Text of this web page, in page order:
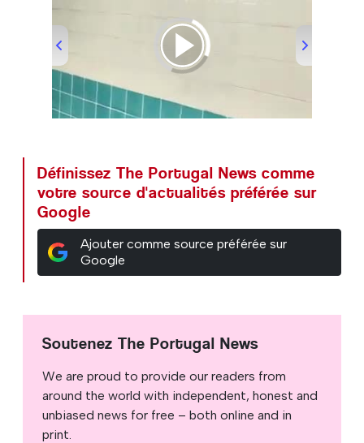
00:23
Définissez The Portugal News comme
votre source d'actualités préférée sur
Google
Ajouter comme source préférée sur
Google
Soutenez The Portugal News
We are proud to provide our readers from
around the world with independent, honest and
unbiased news for free – both online and in
print.